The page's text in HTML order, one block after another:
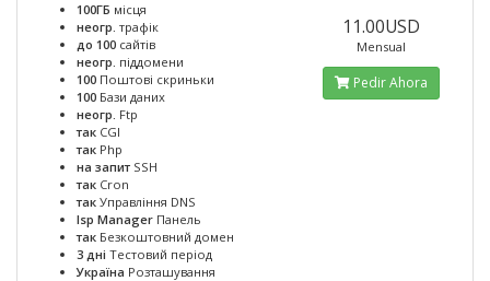
100ГБ місця
неогр. трафік
до 100 сайтів
неогр. піддомени
100 Поштові скриньки
100 Бази даних
неогр. Ftp
так CGI
так Php
на запит SSH
так Cron
так Управління DNS
Isp Manager Панель
так Безкоштовний домен
3 дні Тестовий період
Україна Розташування
11.00USD
Mensual
Pedir Ahora